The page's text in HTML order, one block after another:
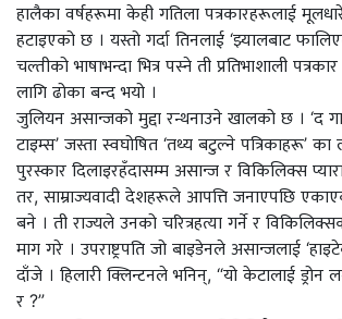
हालैका वर्षहरूमा केही गतिला पत्रकारहरूलाई मूलधारे
हटाइएको छ । यस्तो गर्दा तिनलाई ‘झ्यालबाट
चल्तीको भाषाभन्दा भित्र पस्ने ती प्रतिभाशाली
लागि ढोका बन्द भयो ।
जुलियन असान्जको मुद्दा रन्थनाउने खालको छ । ‘द
टाइम्स’ जस्ता स्वघोषित ‘तथ्य बटुल्ने पत्रिकाहरू’
पुरस्कार दिलाइरहँदासम्म असान्ज र विकिलिक्स
तर, साम्राज्यवादी देशहरूले आपत्ति जनाएपछि
बने । ती राज्यले उनको चरित्रहत्या गर्ने र विकिलिक्सको
माग गरे । उपराष्ट्रपति जो बाइडेनले असान्जलाई
दाँजे । हिलारी क्लिन्टनले भनिन्, “यो केटालाई ड्रोन
र ?”